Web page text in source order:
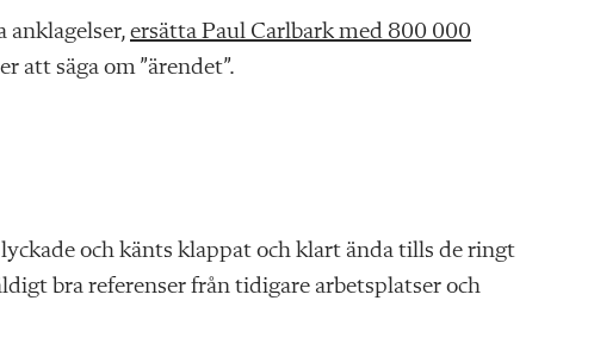
anklagelser, ersätta Paul Carlbark med 800 000
att säga om ”ärendet”.
och känts klappat och klart ända tills de ringt
bra referenser från tidigare arbetsplatser och